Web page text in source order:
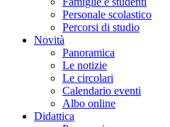
Personale scolastico
Percorsi di studio
Novità
Panoramica
Le notizie
Le circolari
Calendario eventi
Albo online
Didattica